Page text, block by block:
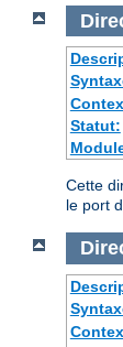
Statut:
Cette
le port